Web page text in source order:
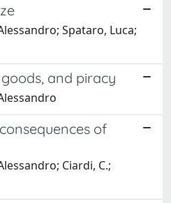
Spataro, Luca;
and piracy
of
Ciardi, C.;